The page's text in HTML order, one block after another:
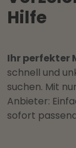
Hilfe
Ihr perfekter
schnell und
suchen. Mit
Anbieter:
sofort